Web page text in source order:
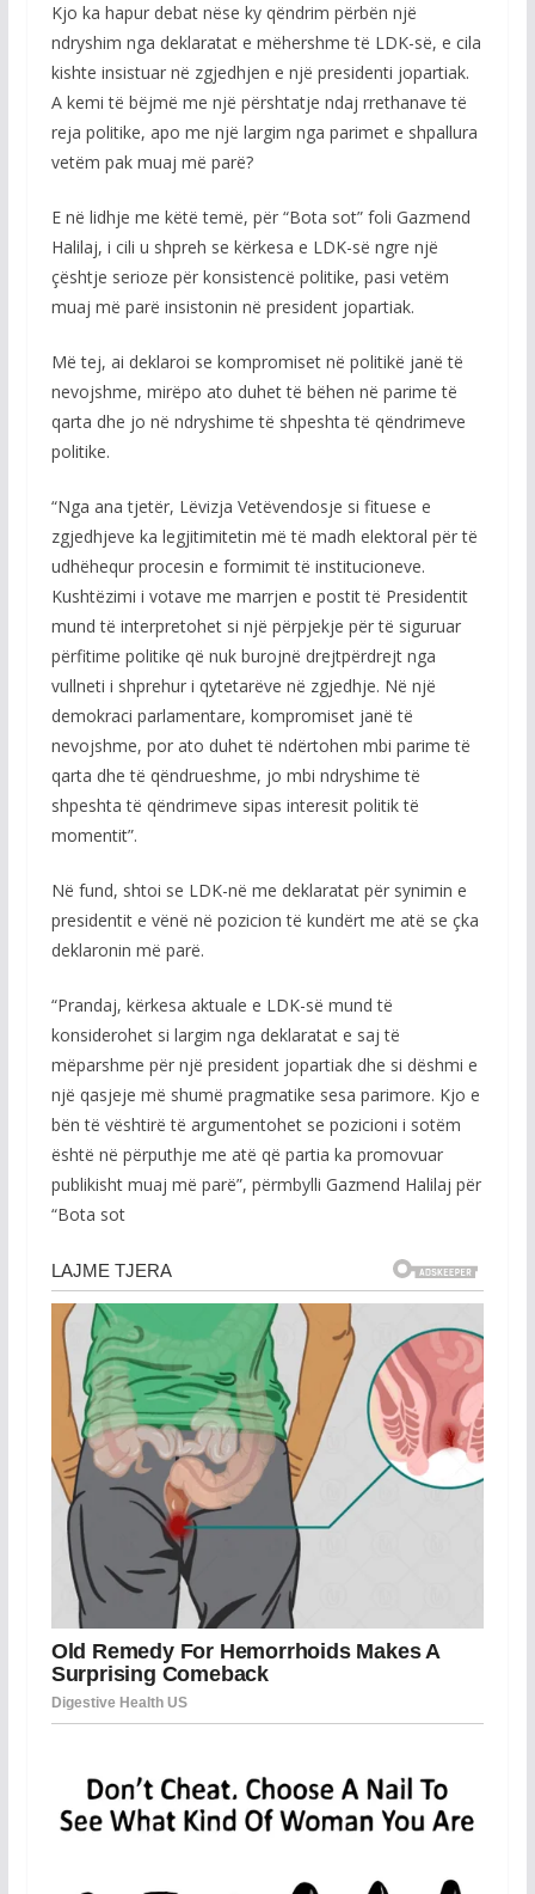
Kjo ka hapur debat nëse ky qëndrim përbën një
ndryshim nga deklaratat e mëhershme të LDK-së, e cila
kishte insistuar në zgjedhjen e një presidenti jopartiak.
A kemi të bëjmë me një përshtatje ndaj rrethanave të
reja politike, apo me një largim nga parimet e shpallura
vetëm pak muaj më parë?
E në lidhje me këtë temë, për “Bota sot” foli Gazmend
Halilaj, i cili u shpreh se kërkesa e LDK-së ngre një
çështje serioze për konsistencë politike, pasi vetëm
muaj më parë insistonin në president jopartiak.
Më tej, ai deklaroi se kompromiset në politikë janë të
nevojshme, mirëpo ato duhet të bëhen në parime të
qarta dhe jo në ndryshime të shpeshta të qëndrimeve
politike.
“Nga ana tjetër, Lëvizja Vetëvendosje si fituese e
zgjedhjeve ka legjitimitetin më të madh elektoral për të
udhëhequr procesin e formimit të institucioneve.
Kushtëzimi i votave me marrjen e postit të Presidentit
mund të interpretohet si një përpjekje për të siguruar
përfitime politike që nuk burojnë drejtpërdrejt nga
vullneti i shprehur i qytetarëve në zgjedhje. Në një
demokraci parlamentare, kompromiset janë të
nevojshme, por ato duhet të ndërtohen mbi parime të
qarta dhe të qëndrueshme, jo mbi ndryshime të
shpeshta të qëndrimeve sipas interesit politik të
momentit”.
Në fund, shtoi se LDK-në me deklaratat për synimin e
presidentit e vënë në pozicion të kundërt me atë se çka
deklaronin më parë.
“Prandaj, kërkesa aktuale e LDK-së mund të
konsiderohet si largim nga deklaratat e saj të
mëparshme për një president jopartiak dhe si dëshmi e
një qasjeje më shumë pragmatike sesa parimore. Kjo e
bën të vështirë të argumentohet se pozicioni i sotëm
është në përputhje me atë që partia ka promovuar
publikisht muaj më parë”, përmbylli Gazmend Halilaj për
“Bota sot